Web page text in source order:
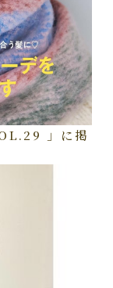
」に掲